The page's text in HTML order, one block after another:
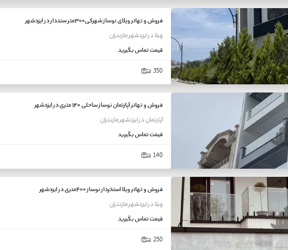
فروش و تهاتر ویلای نوساز شهرکی۳۰۰متر سنددار در ایزدشهر
ویلادرایزدشهرمازندران
قیمتتماس بگیرید
350
فروش و تهاتر آپارتمان نوساز ساحلی ۱۴۰ متری در ایزدشهر
آپارتماندرایزدشهرمازندران
قیمتتماس بگیرید
140
فروش و تهاتر ویلا استخردار نوساز ۴۰۰متری در ایزدشهر
ویلادرایزدشهرمازندران
قیمتتماس بگیرید
250